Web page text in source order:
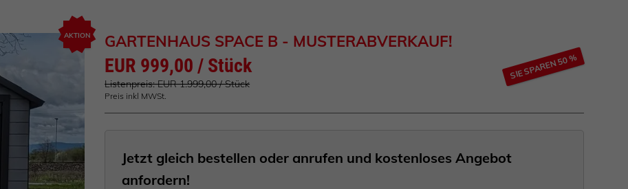
AKTION GARTENHAUS SPACE B - MUSTERABVERKAUF!
EUR 999,00 / Stück
Listenpreis: EUR 1.999,00 / Stück
SIE SPAREN 50 %
Preis inkl MWSt.
Jetzt gleich bestellen oder anrufen und kostenloses Angebot
anfordern!